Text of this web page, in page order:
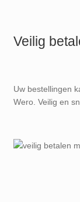
Veilig
Uw bestellingen
Wero. Veilig en